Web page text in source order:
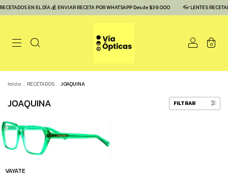
EN EL DÍA 💰 ENVIAR RECETA POR WHATSAPP Desde $39.000 👓 LENTES
0
Inicio . RECETADOS . JOAQUINA
JOAQUINA FILTRAR
VAYATE